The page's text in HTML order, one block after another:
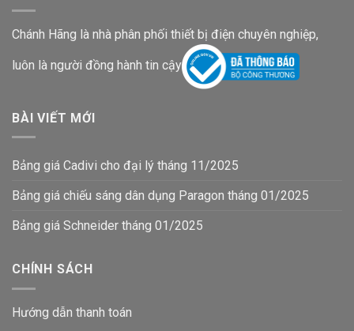
Chánh Hãng là nhà phân phối thiết bị điện chuyên nghiệp,
luôn là người đồng hành tin cậy
BÀI VIẾT MỚI
Bảng giá Cadivi cho đại lý tháng 11/2025
Bảng giá chiếu sáng dân dụng Paragon tháng 01/2025
Bảng giá Schneider tháng 01/2025
CHÍNH SÁCH
Hướng dẫn thanh toán